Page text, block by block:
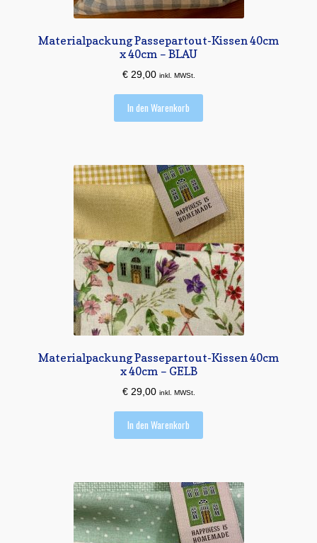
Materialpackung Passepartout-Kissen 40cm
x 40cm – BLAU
€29,00 inkl. MWSt.
In den Warenkorb
Materialpackung Passepartout-Kissen 40cm
x 40cm – GELB
€29,00 inkl. MWSt.
In den Warenkorb